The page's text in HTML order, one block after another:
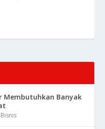
Membutuhkan Banyak